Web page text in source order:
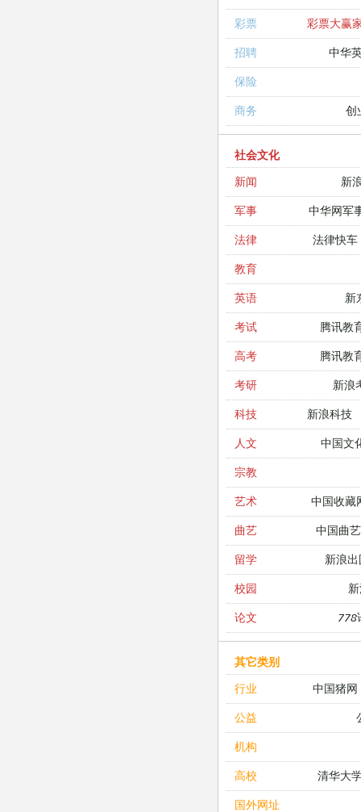
彩票 彩票大赢
招聘 中华
保险
商务 创
社会文化
新闻
新
军事 中华网军
法律 法律快车
教育
英语 新
考试 腾讯教
高考 腾讯教
考研 新浪
科技 新浪科技
人文 中国文
宗教
艺术 中国收藏
曲艺 中国曲
留学 新浪
校园
论文 778
其它类别
行业
中国猪网
公益
机构
高校 清华大
国外网址